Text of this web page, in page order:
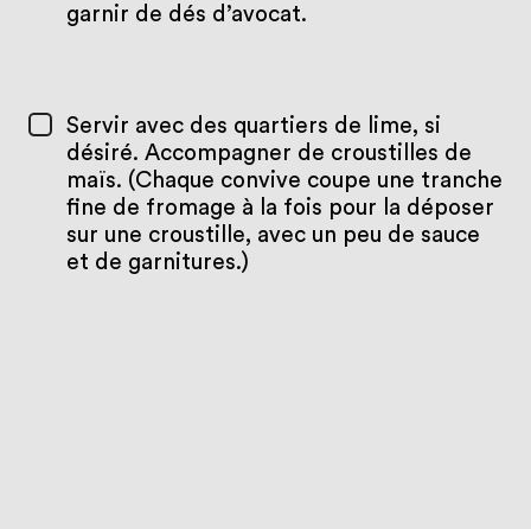
garnir de dés d’avocat.
Servir avec des quartiers de lime, si
désiré. Accompagner de croustilles de
maïs. (Chaque convive coupe une tranche
fine de fromage à la fois pour la déposer
sur une croustille, avec un peu de sauce
et de garnitures.)